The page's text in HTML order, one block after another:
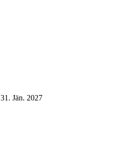
31. Jän. 2027